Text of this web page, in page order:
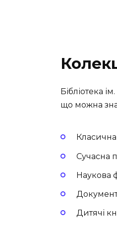
Бібліотека
що можна
Класична
Сучасна
Наукова
Дитячі